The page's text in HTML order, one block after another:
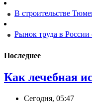
В строительстве
Рынок труда в России
Последнее
Как лечебная
Сегодня, 05:47